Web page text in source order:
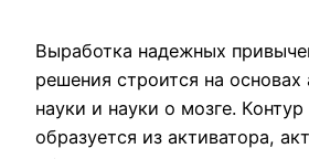
Выработка надежных
решения строится на основах
науки и науки о мозге. Контур
образуется из активатора,